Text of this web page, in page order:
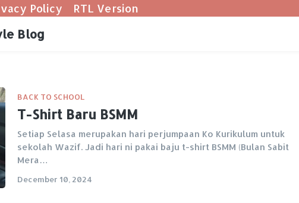
Policy RTL Version
Blog
BACK TO SCHOOL
T-Shirt Baru BSMM
Setiap Selasa merupakan hari perjumpaan Ko Kurikulum untuk
sekolah Wazif. Jadi hari ni pakai baju t-shirt BSMM (Bulan Sabit
Mera…
December 10, 2024